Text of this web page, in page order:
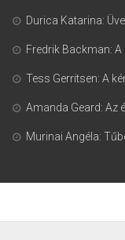
Durica Katarina:
Fredrik Backman:
Tess Gerritsen: A
Amanda Geard: Az
Murinai Angéla: